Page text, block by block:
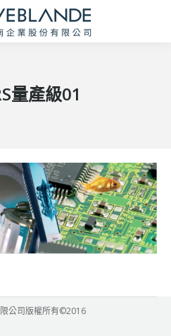
量產級01
公司版權所有©2016